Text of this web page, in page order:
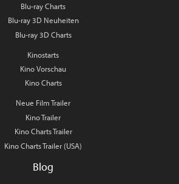
Blu-ray Charts
Blu-ray 3D Neuheiten
Blu-ray 3D Charts
Kinostarts
Kino Vorschau
Kino Charts
Neue Film Trailer
Kino Trailer
Kino Charts Trailer
Kino Charts Trailer (USA)
Blog